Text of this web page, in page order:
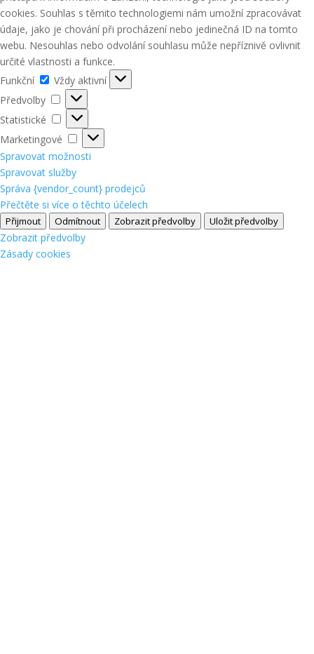
cookies. Souhlas s těmito technologiemi nám umožní zpracovávat
údaje, jako je chování při procházení nebo jedinečná ID na tomto
webu. Nesouhlas nebo odvolání souhlasu může nepříznivě ovlivnit
určité vlastnosti a funkce.
Funkční
Funkční
Vždy aktivní
Předvolby
Předvolby
Statistické
Statistické
Marketingové
Marketingové
Spravovat možnosti
Spravovat služby
Správa {vendor_count} prodejců
Přečtěte si více o těchto účelech
Přijmout Odmítnout Zobrazit předvolby Uložit předvolby
Zobrazit předvolby
Zásady cookies